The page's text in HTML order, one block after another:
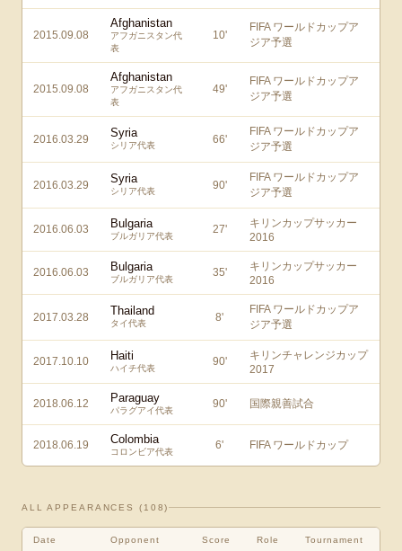
2015.09.08
Afghanistan
アフガニスタン代
表
10'
FIFA ワールドカップア
ジア予選
2015.09.08
Afghanistan
アフガニスタン代
表
49'
FIFA ワールドカップア
ジア予選
2016.03.29 Syria
シリア代表 66'
FIFA ワールドカップア
ジア予選
2016.03.29 Syria
シリア代表 90'
FIFA ワールドカップア
ジア予選
2016.06.03 Bulgaria
ブルガリア代表
27'
キリンカップサッカー
2016
2016.06.03 Bulgaria
ブルガリア代表
35'
キリンカップサッカー
2016
2017.03.28 Thailand
タイ代表 8'
FIFA ワールドカップア
ジア予選
2017.10.10 Haiti
ハイチ代表
90'
キリンチャレンジカップ
2017
2018.06.12 Paraguay
パラグアイ代表
90' 国際親善試合
2018.06.19 Colombia
コロンビア代表
6' FIFA ワールドカップ
ALL APPEARANCES ( 108)
Date Opponent Score Role Tournament